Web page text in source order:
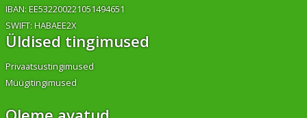
IBAN: EE532200221051494651
SWIFT: HABAEE2X
Üldised tingimused
Privaatsustingimused
Müügitingimused